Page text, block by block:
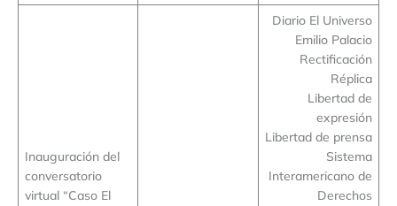
Inauguración del
conversatorio
virtual “Caso El
Diario El Universo
Emilio Palacio
Rectificación
Réplica
Libertad de
expresión
Libertad de prensa
Sistema
Interamericano de
Derechos